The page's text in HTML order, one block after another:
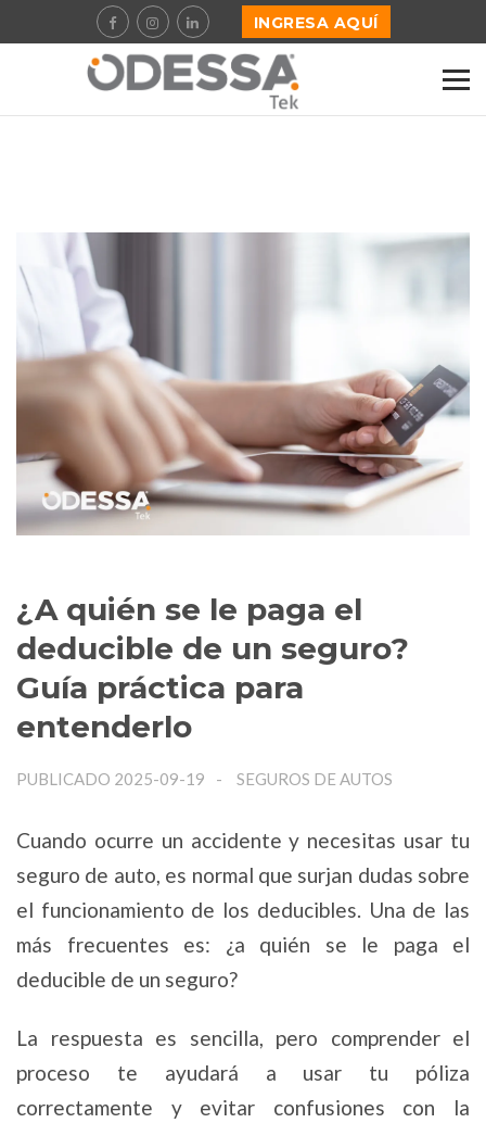
INGRESA AQUÍ
¿A quién se le paga el
deducible de un seguro?
Guía práctica para
entenderlo
PUBLICADO 2025-09-19 SEGUROS DE AUTOS
Cuando ocurre un accidente y necesitas usar tu
seguro de auto, es normal que surjan dudas sobre
el funcionamiento de los deducibles. Una de las
más frecuentes es: ¿a quién se le paga el
deducible de un seguro?
La respuesta es sencilla, pero comprender el
proceso te ayudará a usar tu póliza
correctamente y evitar confusiones con la